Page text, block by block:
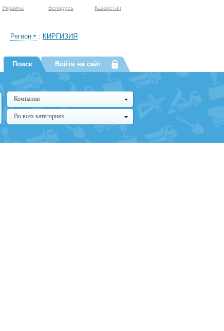
Украина Беларусь Казахстан
Регион : КИРГИЗИЯ
Поиск Войти на сайт
Компании
Во всех категориях